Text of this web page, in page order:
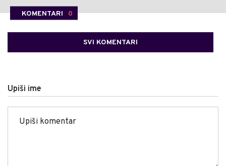
KOMENTARI 0
SVI KOMENTARI
Upiši ime